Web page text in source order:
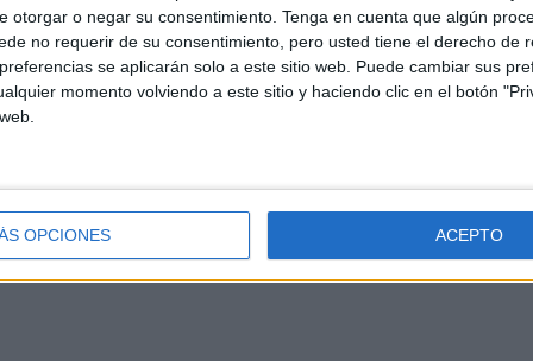
otorgar o negar su consentimiento. Tenga en cuenta que algún
no requerir de su consentimiento, pero usted tiene el derecho de
se aplicarán solo a este sitio web. Puede cambiar sus
momento volviendo a este sitio y haciendo clic en el botón
OPCIONES ACEPTO
los heridos, el que revestía mayor gravedad, al
lesiones que no requerían del traslado fuera del
dentro del CETI, a las afueras quedaban
la batalla campal a su regreso al centro. Se les
hasta la marcha de todos los agentes